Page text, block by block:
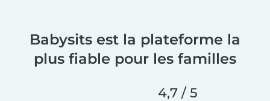
Babysits est la plateforme la
plus fiable pour les familles
4,7 / 5